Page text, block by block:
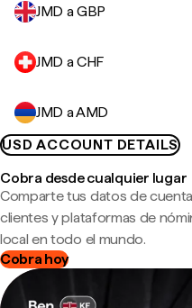
JMD a GBP
JMD a CHF
JMD a AMD
USD ACCOUNT DETAILS
Cobra desde cualquier lugar
Comparte tus datos de cuenta
clientes y plataformas de
local en todo el mundo.
Cobra hoy